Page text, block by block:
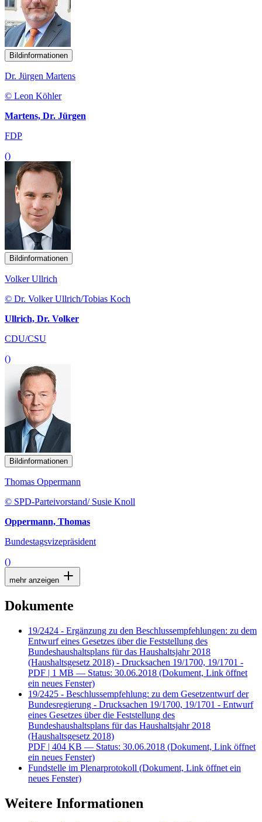
Bildinformationen
Dr. Jürgen Martens
© Leon Köhler
Martens, Dr. Jürgen
FDP
()
Bildinformationen
Volker Ullrich
© Dr. Volker Ullrich/Tobias Koch
Ullrich, Dr. Volker
CDU/CSU
()
Bildinformationen
Thomas Oppermann
© SPD-Parteivorstand/ Susie Knoll
Oppermann, Thomas
Bundestagsvizepräsident
()
mehr anzeigen
Dokumente
19/2424 - Ergänzung zu den Beschlussempfehlungen: zu dem
Entwurf eines Gesetzes über die Feststellung des
Bundeshaushaltsplans für das Haushaltsjahr 2018
(Haushaltsgesetz 2018) - Drucksachen 19/1700, 19/1701 -
PDF | 1 MB — Status: 30.06.2018 (Dokument, Link öffnet
ein neues Fenster)
19/2425 - Beschlussempfehlung: zu dem Gesetzentwurf der
Bundesregierung - Drucksachen 19/1700, 19/1701 - Entwurf
eines Gesetzes über die Feststellung des
Bundeshaushaltsplans für das Haushaltsjahr 2018
(Haushaltsgesetz 2018)
PDF | 404 KB — Status: 30.06.2018 (Dokument, Link öffnet
ein neues Fenster)
Fundstelle im Plenarprotokoll (Dokument, Link öffnet ein
neues Fenster)
Weitere Informationen